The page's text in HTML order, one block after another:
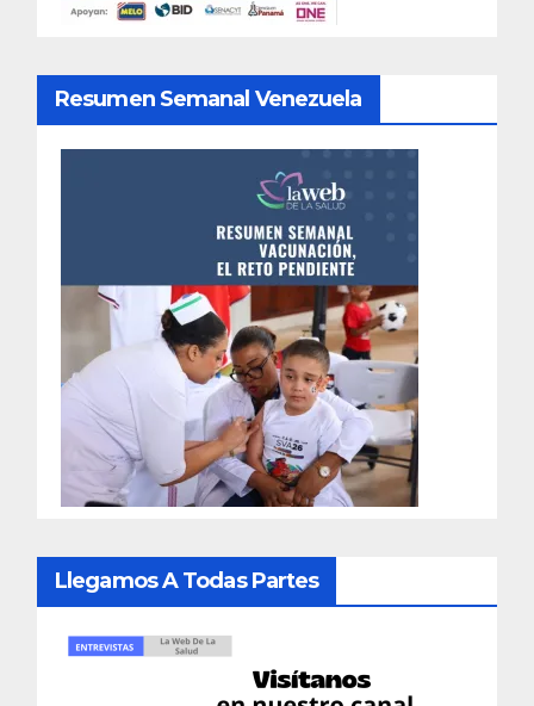
Resumen Semanal Venezuela
Llegamos A Todas Partes